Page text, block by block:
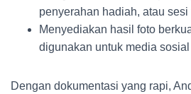
penyerahan hadiah, atau sesi
Menyediakan hasil foto
digunakan untuk media
Dengan dokumentasi yang rapi,